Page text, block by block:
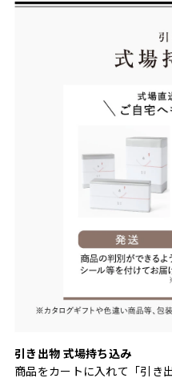
引き出物 式場持ち込み
商品をカートに入れて「引き